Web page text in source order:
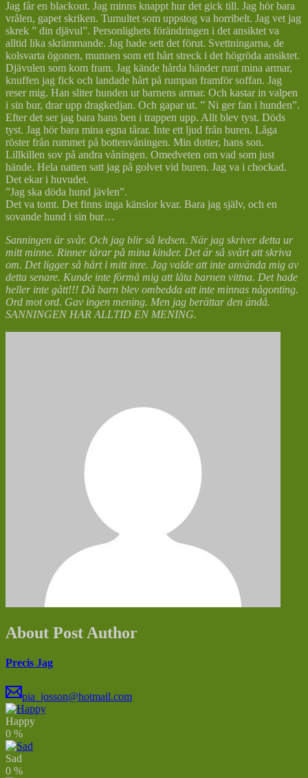
Jag får en blackout. Jag minns knappt hur det gick till. Jag hör bara
vrålen, gapet skriken. Tumultet som uppstog va horribelt. Jag vet jag
skrek ” din djävul”. Personlighets förändringen i det ansiktet va
alltid lika skrämmande. Jag hade sett det förut. Svettningarna, de
kolsvarta ögonen, munnen som ett hårt streck i det högröda ansiktet.
Djävulen som kom fram. Jag kände hårda händer runt mina armar,
knuffen jag fick och landade hårt på rumpan framför soffan. Jag
reser mig. Han sliter hunden ur barnens armar. Och kastar in valpen
i sin bur, drar upp dragkedjan. Och gapar ut. ” Ni ger fan i hunden”.
Efter det ser jag bara hans ben i trappen upp. Allt blev tyst. Döds
tyst. Jag hör bara mina egna tårar. Inte ett ljud från buren. Låga
röster från rummet på bottenvåningen. Min dotter, hans son.
Lillkillen sov på andra våningen. Omedveten om vad som just
hände. Hela natten satt jag på golvet vid buren. Jag va i chockad.
Det ekar i huvudet.
”Jag ska döda hund jävlen”.
Det va tomt. Det finns inga känslor kvar. Bara jag själv, och en
sovande hund i sin bur…
Sanningen är svår. Och jag blir så ledsen. När jag skriver detta ur
mitt minne. Rinner tårar på mina kinder. Det är så svårt att skriva
om. Det ligger så hårt i mitt inre. Jag valde att inte använda mig av
detta senare. Kunde inte förmå mig att låta barnen vittna. Det hade
heller inte gått!!! Då barn blev ombedda att inte minnas någonting.
Ord mot ord. Gav ingen mening. Men jag berättar den ändå.
SANNINGEN HAR ALLTID EN MENING.
About Post Author
Precis Jag
pia_josson@hotmail.com
Happy
0 %
Sad
0 %